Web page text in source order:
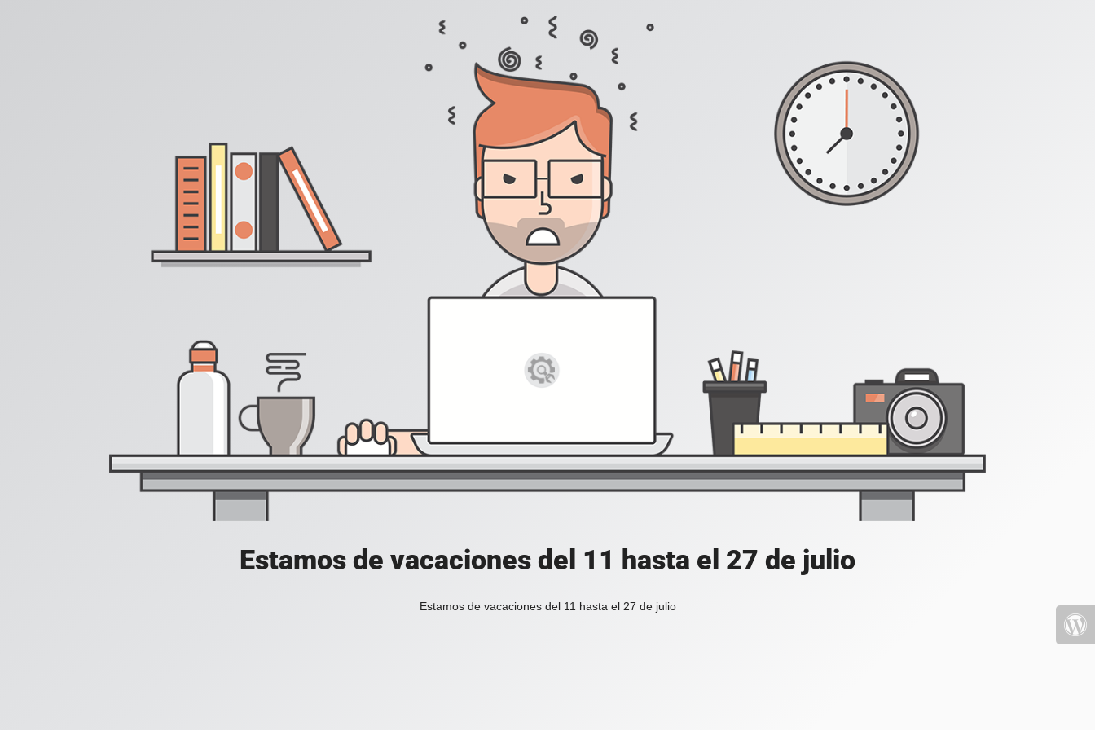
Estamos de vacaciones del 11 hasta el 27 de julio
Estamos de vacaciones del 11 hasta el 27 de julio